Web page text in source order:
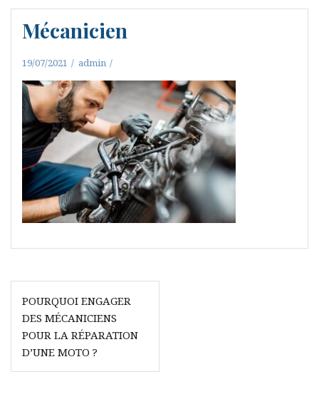
Mécanicien
19/07/2021 admin
Navigation
de
l’article
POURQUOI ENGAGER
DES MÉCANICIENS
POUR LA RÉPARATION
D’UNE MOTO ?